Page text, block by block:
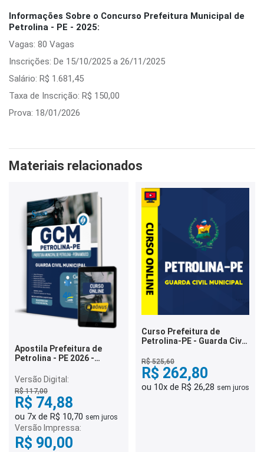
Informações Sobre o Concurso Prefeitura Municipal de
Petrolina - PE - 2025:
Vagas: 80 Vagas
Inscrições: De 15/10/2025 a 26/11/2025
Salário: R$ 1.681,45
Taxa de Inscrição: R$ 150,00
Prova: 18/01/2026
Materiais relacionados
Apostila Prefeitura de
Petrolina - PE 2026 -
Versão Digital:
R$ 117,00
R$ 74,88
ou 7x de R$ 10,70 sem juros
Versão Impressa:
R$ 90,00
Curso Prefeitura de
Petrolina-PE - Guarda Civil
R$ 525,60
R$ 262,80
ou 10x de R$ 26,28 sem juros